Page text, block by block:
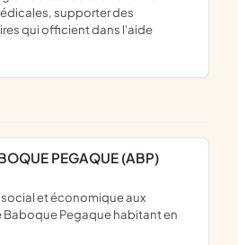
supporter des
qui officient dans l'aide
PEGAQUE (ABP)
Baboque Pegaque habitant en